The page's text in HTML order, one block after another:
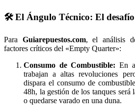
🛠️ El Ángulo Técnico: El
Para Guiarepuestos.com, el análisis
factores críticos del «Empty Quarter»:
Consumo de Combustible: En
trabajan a altas revoluciones
dispara el consumo de
48h, la gestión de los tanques será
o quedarse varado en una duna.